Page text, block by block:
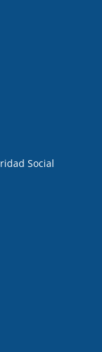
Social